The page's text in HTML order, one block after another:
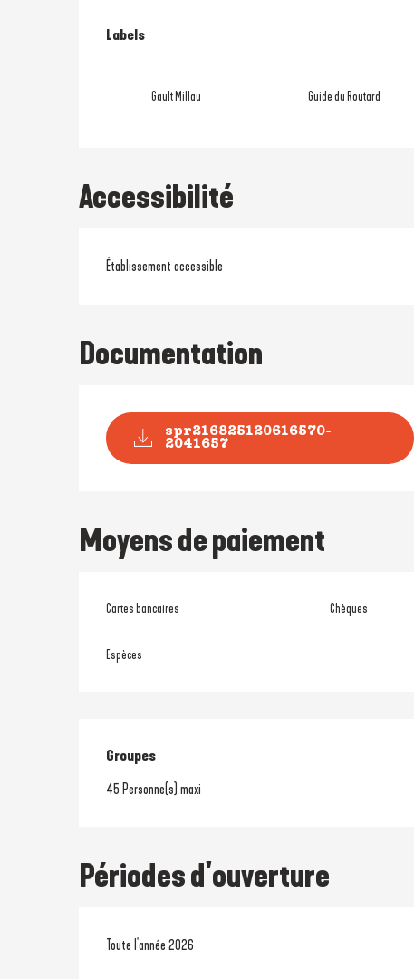
Offres de prestations
Labels
Labels
Gault Millau Guide du Routard
Accessibilité
Établissement accessible
Documentation
spr216825120616570-
2041657
Moyens de paiement
Cartes bancaires Chèques
Espèces
Groupes
Groupes
45 Personne(s) maxi
Périodes d'ouverture
Toute l'année 2026